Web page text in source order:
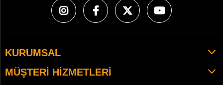
KURUMSAL
MÜŞTERI HIZMETLERI